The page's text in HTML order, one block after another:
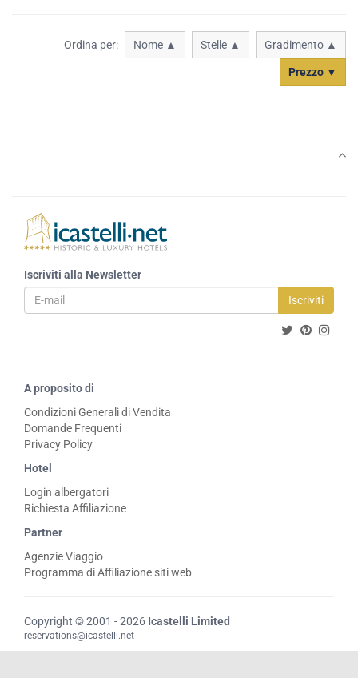
Ordina per: Nome ▲ Stelle ▲ Gradimento ▲
Prezzo ▼
Iscriviti alla Newsletter
Iscriviti
A proposito di
Condizioni Generali di Vendita
Domande Frequenti
Privacy Policy
Hotel
Login albergatori
Richiesta Affiliazione
Partner
Agenzie Viaggio
Programma di Affiliazione siti web
Copyright © 2001 - 2026 Icastelli Limited
reservations@icastelli.net